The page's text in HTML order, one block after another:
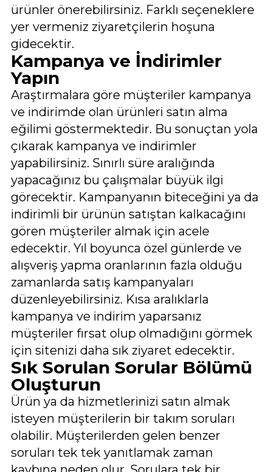
ürünler önerebilirsiniz. Farklı seçeneklere
yer vermeniz ziyaretçilerin hoşuna
gidecektir.
Kampanya ve İndirimler
Yapın
Araştırmalara göre müşteriler kampanya
ve indirimde olan ürünleri satın alma
eğilimi göstermektedir. Bu sonuçtan yola
çıkarak kampanya ve indirimler
yapabilirsiniz. Sınırlı süre aralığında
yapacağınız bu çalışmalar büyük ilgi
görecektir. Kampanyanın biteceğini ya da
indirimli bir ürünün satıştan kalkacağını
gören müşteriler almak için acele
edecektir. Yıl boyunca özel günlerde ve
alışveriş yapma oranlarının fazla olduğu
zamanlarda satış kampanyaları
düzenleyebilirsiniz. Kısa aralıklarla
kampanya ve indirim yaparsanız
müşteriler fırsat olup olmadığını görmek
için sitenizi daha sık ziyaret edecektir.
Sık Sorulan Sorular Bölümü
Oluşturun
Ürün ya da hizmetlerinizi satın almak
isteyen müşterilerin bir takım soruları
olabilir. Müşterilerden gelen benzer
soruları tek tek yanıtlamak zaman